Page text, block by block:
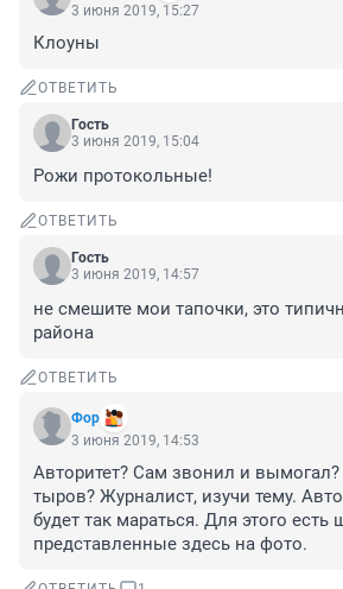
3 июня 2019, 15:27
Клоуны
ОТВЕТИТЬ
Гость
3 июня 2019, 15:04
Рожи протокольные!
ОТВЕТИТЬ
Гость
3 июня 2019, 14:57
не смешите мои тапочки, это
района
ОТВЕТИТЬ
Фор
3 июня 2019, 14:53
Авторитет? Сам звонил и вымогал?
тыров? Журналист, изучи тему.
будет так мараться. Для этого есть
представленные здесь на фото.